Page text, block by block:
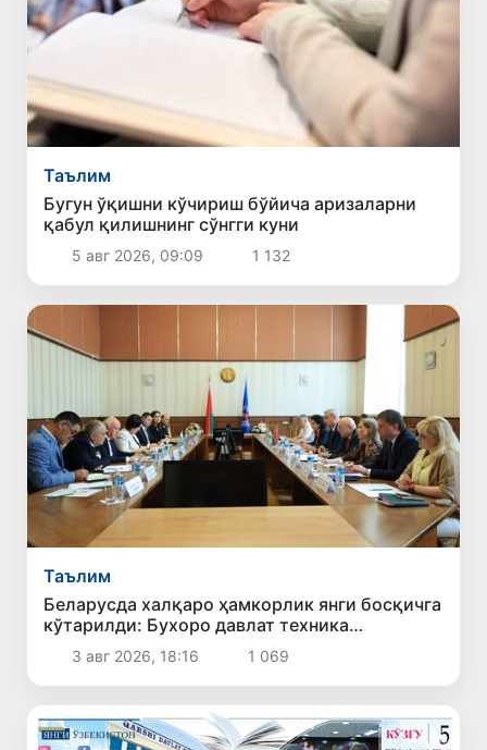
Таълим
Бугун ўқишни кўчириш бўйича аризаларни
қабул қилишнинг сўнгги куни
5 авг 2026, 09:09 1 132
Таълим
Беларусда халқаро ҳамкорлик янги босқичга
кўтарилди: Бухоро давлат техника
университети делегациясининг хизмат
сафари самарали якунланди
3 авг 2026, 18:16 1 069